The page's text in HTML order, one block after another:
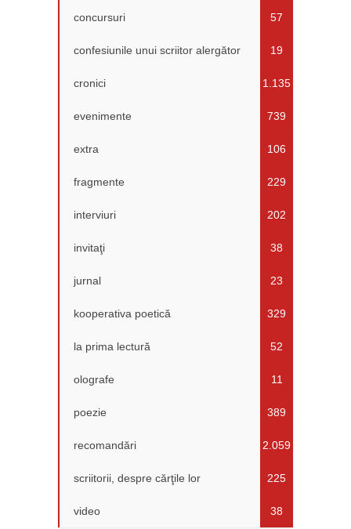
concursuri 57
confesiunile unui scriitor alergător 19
cronici 1.135
evenimente 739
extra 106
fragmente 229
interviuri 202
invitaţi 38
jurnal 23
kooperativa poetică 329
la prima lectură 52
olografe 11
poezie 389
recomandări 2.059
scriitorii, despre cărţile lor 225
video 38